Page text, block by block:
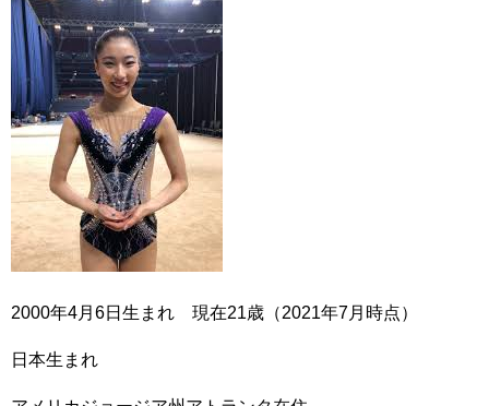
2000年4月6日生まれ 現在21歳（2021年7月時点）
日本生まれ